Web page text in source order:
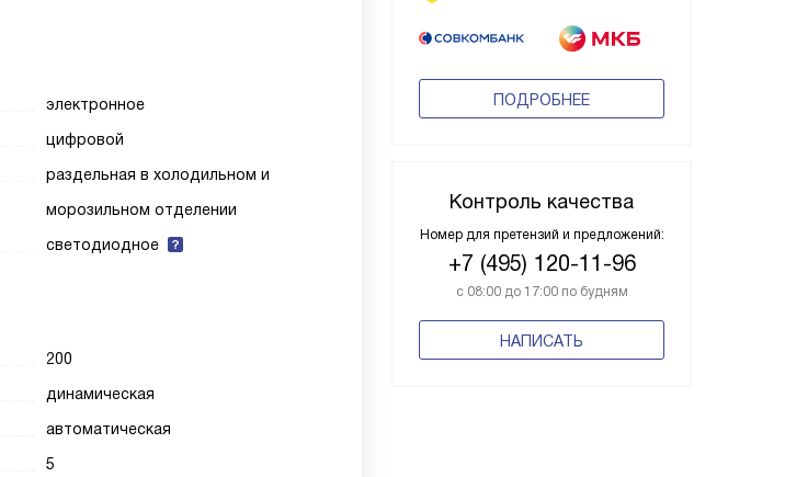
ПОДРОБНЕЕ
Контроль качества
Номер для претензий и предложений:
+7 (495) 120-11-96
с 08:00 до 17:00 по будням
НАПИСАТЬ
электронное
цифровой
раздельная в холодильном и
морозильном отделении
светодиодное
200
динамическая
автоматическая
5